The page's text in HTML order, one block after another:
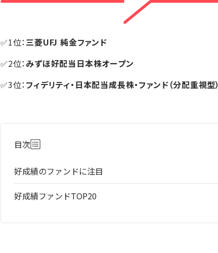
✅1位：三菱UFJ 純金ファンド
✅2位：みずほ好配当日本株オープン
✅3位：フィデリティ・日本配当成長株・ファンド（分配重視型）
目次
好成績のファンドに注目
好成績ファンドTOP20